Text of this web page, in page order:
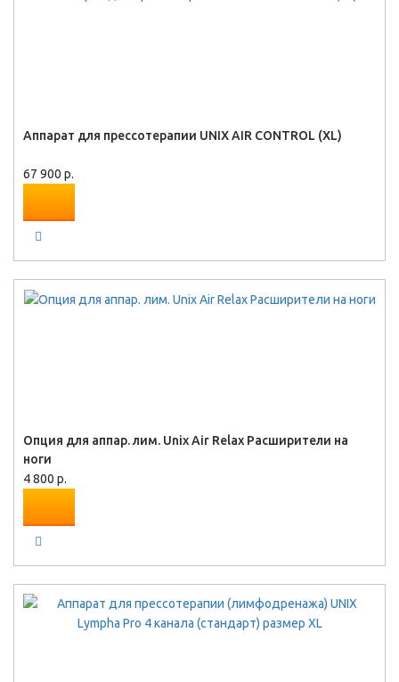
Аппарат для прессотерапии UNIX AIR CONTROL (XL)
67 900 р.
Опция для аппар. лим. Unix Air Relax Расширители на
ноги
4 800 р.